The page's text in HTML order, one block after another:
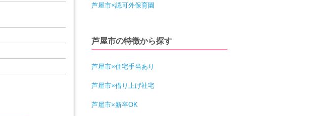
芦屋市×認可外保育園
芦屋市の特徴から探す
芦屋市×住宅手当あり
芦屋市×借り上げ社宅
芦屋市×新卒OK